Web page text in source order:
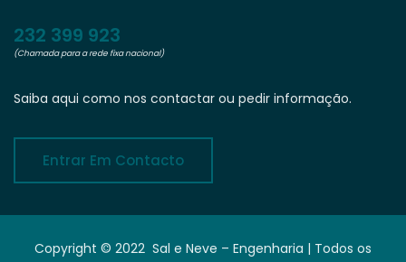
232 399 923
(Chamada para a rede fixa nacional)
Saiba aqui como nos contactar ou pedir informação.
Entrar Em Contacto
Copyright © 2022 Sal e Neve – Engenharia | Todos os